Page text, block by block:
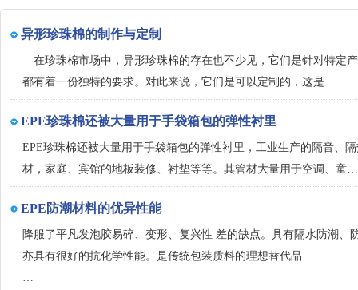
异形珍珠棉的制作与定制
在珍珠棉市场中，异形珍珠棉的存在也不少见，它们是针对特定
都有着一份独特的要求。对此来说，它们是可以定制的，这是…
EPE珍珠棉还被大量用于手袋箱包的弹性衬里
EPE珍珠棉还被大量用于手袋箱包的弹性衬里，工业生产的隔音、
材，家庭、宾馆的地板装修、衬垫等等。其管材大量用于空调、童…
EPE防潮材料的优异性能
降服了平凡发泡胶易碎、变形、复兴性 差的缺点。具有隔水防潮
亦具有很好的抗化学性能。是传统包装质料的理想替代品
…